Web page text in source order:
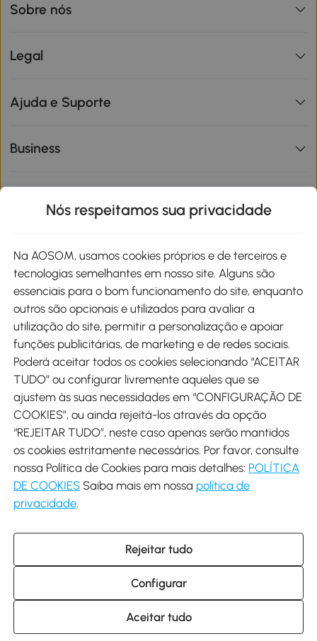
Sobre nós
Legal
Ajuda e Suporte
Business
Métodos de pagamento
Envio
Descarregar Aosom App
Google Play
+34 931 294 512 (Seg-Sex das 7:30 às 16:30h)
info@aosom.pt
C/ Roc Gros, nº 15. 08550 Els Hostalets de Balenyà (Barcelona),
Espanha
© 2014-2026 SPANISH AOSOM SL (NIF: B66295775) Todos os
Nós respeitamos sua privacidade
Na AOSOM, usamos cookies próprios e de terceiros e
tecnologias semelhantes em nosso site. Alguns são
essenciais para o bom funcionamento do site, enquanto
outros são opcionais e utilizados para avaliar a
utilização do site, permitir a personalização e apoiar
funções publicitárias, de marketing e de redes sociais.
Poderá aceitar todos os cookies selecionando “ACEITAR
TUDO” ou configurar livremente aqueles que se
ajustem às suas necessidades em “CONFIGURAÇÃO DE
COOKIES”, ou ainda rejeitá-los através da opção
“REJEITAR TUDO”, neste caso apenas serão mantidos
os cookies estritamente necessários. Por favor, consulte
nossa Política de Cookies para mais detalhes: POLÍTICA
DE COOKIES Saiba mais em nossa política de
privacidade
Rejeitar tudo
Configurar
Aceitar tudo